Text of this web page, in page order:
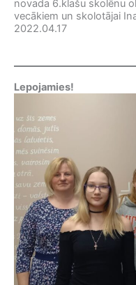
novada 6.klašu skolēnu
vecākiem un skolotājai
2022.04.17
Lepojamies!